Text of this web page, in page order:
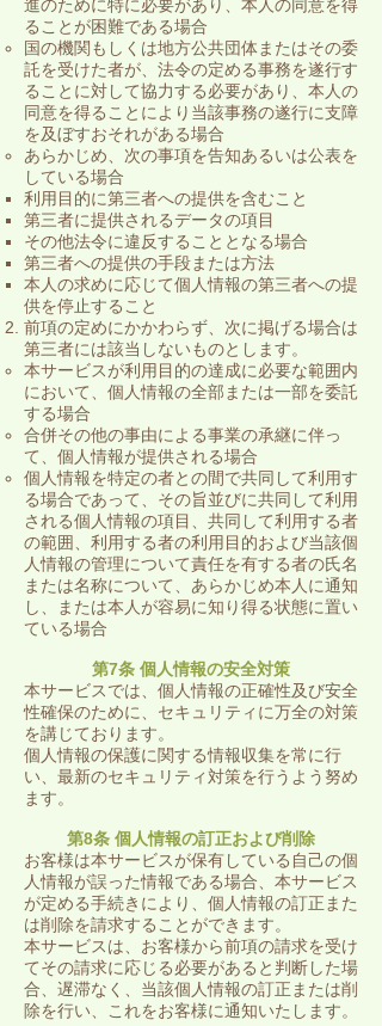
進のために特に必要があり、本人の同意を得
ることが困難である場合
国の機関もしくは地方公共団体またはその委
託を受けた者が、法令の定める事務を遂行す
ることに対して協力する必要があり、本人の
同意を得ることにより当該事務の遂行に支障
を及ぼすおそれがある場合
あらかじめ、次の事項を告知あるいは公表を
している場合
利用目的に第三者への提供を含むこと
第三者に提供されるデータの項目
その他法令に違反することとなる場合
第三者への提供の手段または方法
本人の求めに応じて個人情報の第三者への提
供を停止すること
​前項の定めにかかわらず、次に掲げる場合は
第三者には該当しないものとします。
本サービスが利用目的の達成に必要な範囲内
において、個人情報の全部または一部を委託
する場合
合併その他の事由による事業の承継に伴っ
て、個人情報が提供される場合
個人情報を特定の者との間で共同して利用す
る場合であって、その旨並びに共同して利用
される個人情報の項目、共同して利用する者
の範囲、利用する者の利用目的および当該個
人情報の管理について責任を有する者の氏名
または名称について、あらかじめ本人に通知
し、または本人が容易に知り得る状態に置い
ている場合
第7条 個人情報の安全対策
本サービスでは、個人情報の正確性及び安全
性確保のために、セキュリティに万全の対策
を講じております。
個人情報の保護に関する情報収集を常に行
い、最新のセキュリティ対策を行うよう努め
ます。
第8条 個人情報の訂正および削除
お客様は本サービスが保有している自己の個
人情報が誤った情報である場合、本サービス
が定める手続きにより、個人情報の訂正また
は削除を請求することができます。
本サービスは、お客様から前項の請求を受け
てその請求に応じる必要があると判断した場
合、遅滞なく、当該個人情報の訂正または削
除を行い、これをお客様に通知いたします。